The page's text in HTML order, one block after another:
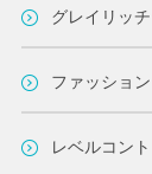
グレイリッ
ファッショ
レベルコン